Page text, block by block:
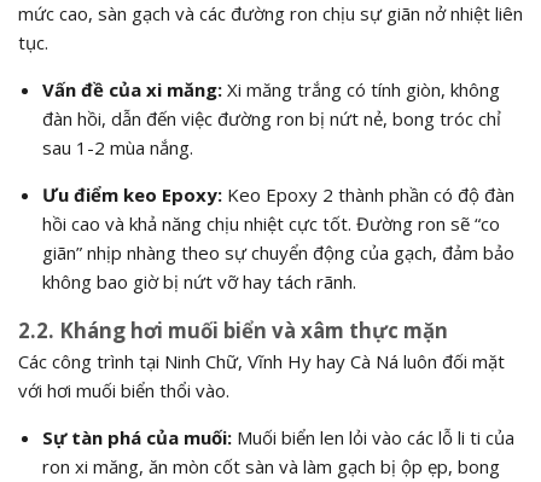
mức cao, sàn gạch và các đường ron chịu sự giãn nở nhiệt liên
tục.
Vấn đề của xi măng:Xi măng trắng có tính giòn, không
đàn hồi, dẫn đến việc đường ron bị nứt nẻ, bong tróc chỉ
sau 1-2 mùa nắng.
Ưu điểm keo Epoxy:Keo Epoxy 2 thành phần có độ đàn
hồi cao và khả năng chịu nhiệt cực tốt. Đường ron sẽ “co
giãn” nhịp nhàng theo sự chuyển động của gạch, đảm bảo
không bao giờ bị nứt vỡ hay tách rãnh.
2.2. Kháng hơi muối biển và xâm thực mặn
Các công trình tại Ninh Chữ, Vĩnh Hy hay Cà Ná luôn đối mặt
với hơi muối biển thổi vào.
Sự tàn phá của muối:Muối biển len lỏi vào các lỗ li ti của
ron xi măng, ăn mòn cốt sàn và làm gạch bị ộp ẹp, bong